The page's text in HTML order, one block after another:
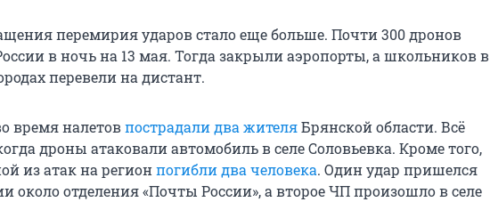
перемирия ударов стало еще больше. Почти 300 дронов
в ночь на 13 мая. Тогда закрыли аэропорты, а школьников в
перевели на дистант.
время налетовпострадали два жителяБрянской области. Всё
дроны атаковали автомобиль в селе Соловьевка. Кроме того,
из атак на регионпогибли два человека. Один удар пришелся
около отделения «Почты России», а второе ЧП произошло в селе